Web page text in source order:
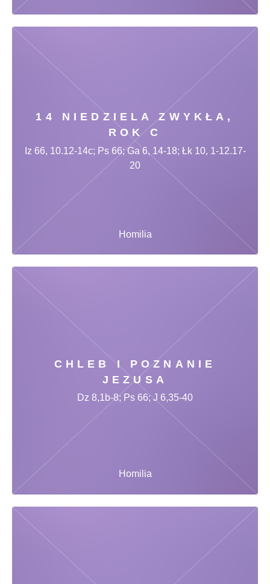
14 NIEDZIELA ZWYKŁA,
ROK C
Homilia
Iz 66, 10.12-14c; Ps 66; Ga 6, 14-18; Łk 10, 1-12.17-
20
CHLEB I POZNANIE
JEZUSA
Homilia
Dz 8,1b-8; Ps 66; J 6,35-40